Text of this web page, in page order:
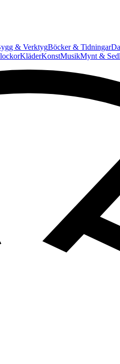
& VerktygBöcker & Tidningar
KläderKonstMusikMynt &